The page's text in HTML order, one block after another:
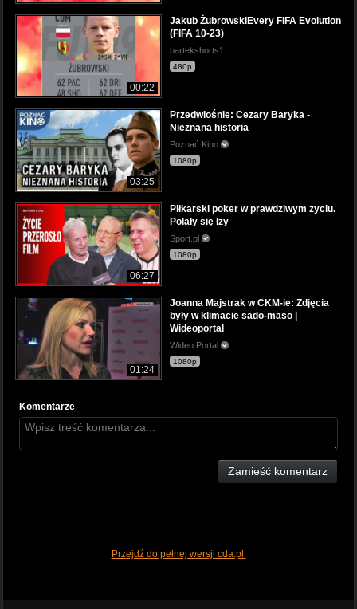
00:22
Jakub ŻubrowskiEvery FIFA Evolution
(FIFA 10-23)
bartekshorts1
480p
03:25
Przedwiośnie: Cezary Baryka -
Nieznana historia
Poznać Kino
1080p
06:27
Piłkarski poker w prawdziwym życiu.
Polały się łzy
Sport.pl
1080p
01:24
Joanna Majstrak w CKM-ie: Zdjęcia
były w klimacie sado-maso |
Wideoportal
Wideo Portal
1080p
Komentarze
Zamieść komentarz
Przejdź do pełnej wersji cda.pl